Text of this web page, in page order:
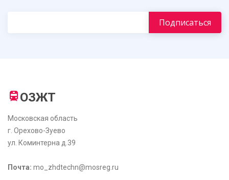
ОЗЖТ
Московская область
г. Орехово-Зуево
ул. Коминтерна д.39
Почта: mo_zhdtechn@mosreg.ru